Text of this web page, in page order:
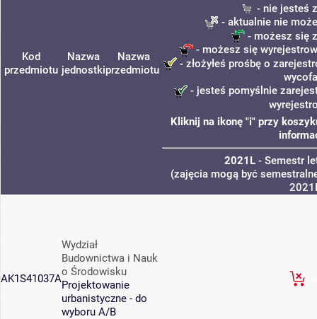
Kod
przedmiotu
Nazwa
jednostki
Nazwa
przedmiotu
- nie jesteś
- aktualnie nie
- możesz się
- możesz się
- złożyłeś prośbę o
- jesteś pomyślnie
Kliknij na ikonę "i" przy
2021L - Semestr
(zajęcia mogą być
AK1S41037A
Wydział
Budownictwa i Nauk
o Środowisku
Projektowanie
urbanistyczne - do
wyboru A/B